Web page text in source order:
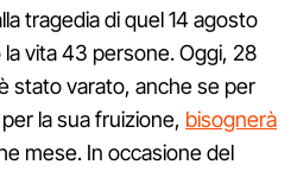
tragedia di quel 14 agosto
vita 43 persone. Oggi, 28
stato varato, anche se per
la sua fruizione, bisognerà
mese. In occasione del